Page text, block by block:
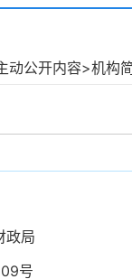
动公开内容>机构
政局
号